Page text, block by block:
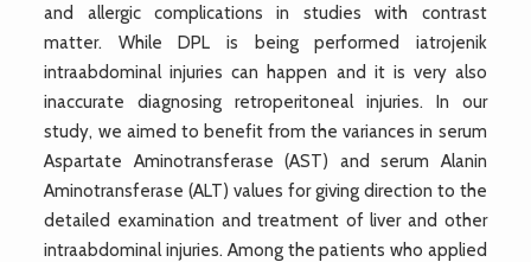
and allergic complications in studies with contrast
matter. While DPL is being performed iatrojenik
intraabdominal injuries can happen and it is very also
inaccurate diagnosing retroperitoneal injuries. In our
study, we aimed to benefit from the variances in serum
Aspartate Aminotransferase (AST) and serum Alanin
Aminotransferase (ALT) values for giving direction to the
detailed examination and treatment of liver and other
intraabdominal injuries. Among the patients who applied